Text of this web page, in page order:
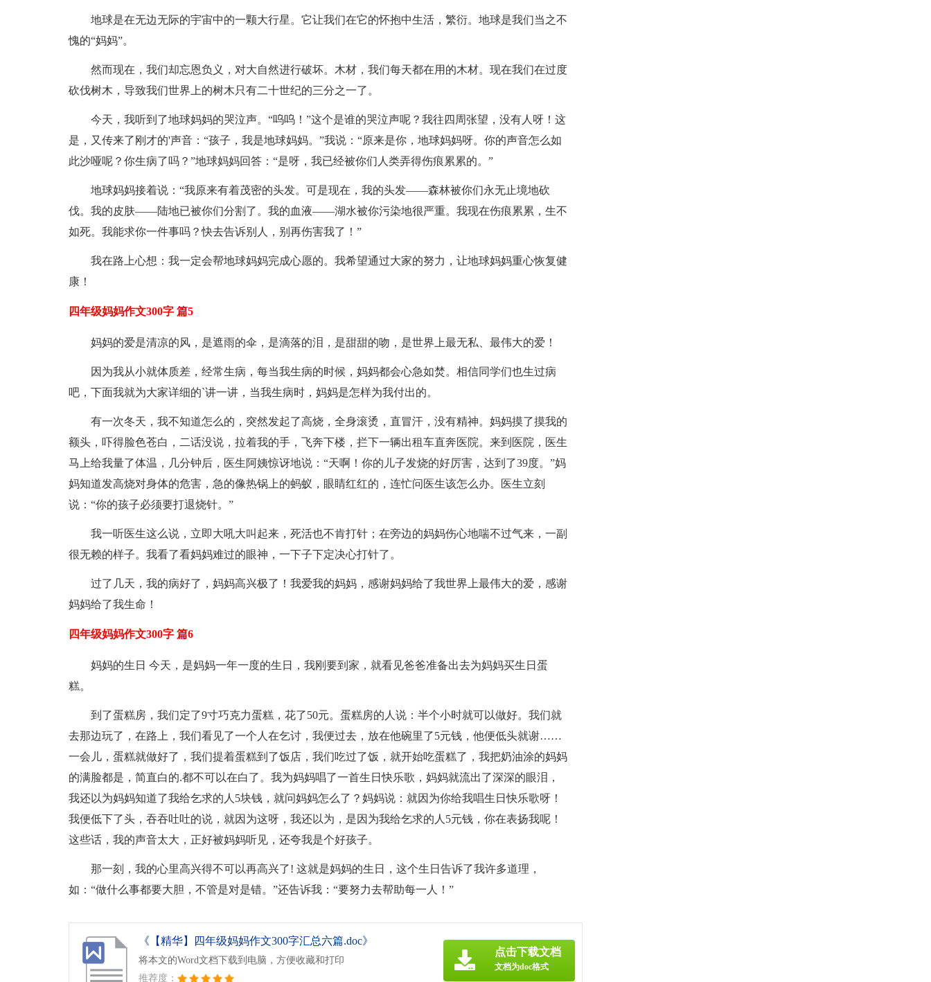
地球是在无边无际的宇宙中的一颗大行星。它让我们在它的怀抱中生活，繁衍。地球是我们当之不
愧的“妈妈”。
然而现在，我们却忘恩负义，对大自然进行破坏。木材，我们每天都在用的木材。现在我们在过度
砍伐树木，导致我们世界上的树木只有二十世纪的三分之一了。
今天，我听到了地球妈妈的哭泣声。“呜呜！”这个是谁的哭泣声呢？我往四周张望，没有人呀！这
是，又传来了刚才的'声音：“孩子，我是地球妈妈。”我说：“原来是你，地球妈妈呀。你的声音怎么如
此沙哑呢？你生病了吗？”地球妈妈回答：“是呀，我已经被你们人类弄得伤痕累累的。”
地球妈妈接着说：“我原来有着茂密的头发。可是现在，我的头发——森林被你们永无止境地砍
伐。我的皮肤——陆地已被你们分割了。我的血液——湖水被你污染地很严重。我现在伤痕累累，生不
如死。我能求你一件事吗？快去告诉别人，别再伤害我了！”
我在路上心想：我一定会帮地球妈妈完成心愿的。我希望通过大家的努力，让地球妈妈重心恢复健
康！
四年级妈妈作文300字 篇5
妈妈的爱是清凉的风，是遮雨的伞，是滴落的泪，是甜甜的吻，是世界上最无私、最伟大的爱！
因为我从小就体质差，经常生病，每当我生病的时候，妈妈都会心急如焚。相信同学们也生过病
吧，下面我就为大家详细的`讲一讲，当我生病时，妈妈是怎样为我付出的。
有一次冬天，我不知道怎么的，突然发起了高烧，全身滚烫，直冒汗，没有精神。妈妈摸了摸我的
额头，吓得脸色苍白，二话没说，拉着我的手，飞奔下楼，拦下一辆出租车直奔医院。来到医院，医生
马上给我量了体温，几分钟后，医生阿姨惊讶地说：“天啊！你的儿子发烧的好厉害，达到了39度。”妈
妈知道发高烧对身体的危害，急的像热锅上的蚂蚁，眼睛红红的，连忙问医生该怎么办。医生立刻
说：“你的孩子必须要打退烧针。”
我一听医生这么说，立即大吼大叫起来，死活也不肯打针；在旁边的妈妈伤心地喘不过气来，一副
很无赖的样子。我看了看妈妈难过的眼神，一下子下定决心打针了。
过了几天，我的病好了，妈妈高兴极了！我爱我的妈妈，感谢妈妈给了我世界上最伟大的爱，感谢
妈妈给了我生命！
四年级妈妈作文300字 篇6
妈妈的生日 今天，是妈妈一年一度的生日，我刚要到家，就看见爸爸准备出去为妈妈买生日蛋
糕。
到了蛋糕房，我们定了9寸巧克力蛋糕，花了50元。蛋糕房的人说：半个小时就可以做好。我们就
去那边玩了，在路上，我们看见了一个人在乞讨，我便过去，放在他碗里了5元钱，他便低头就谢……
一会儿，蛋糕就做好了，我们提着蛋糕到了饭店，我们吃过了饭，就开始吃蛋糕了，我把奶油涂的妈妈
的满脸都是，简直白的.都不可以在白了。我为妈妈唱了一首生日快乐歌，妈妈就流出了深深的眼泪，
我还以为妈妈知道了我给乞求的人5块钱，就问妈妈怎么了？妈妈说：就因为你给我唱生日快乐歌呀！
我便低下了头，吞吞吐吐的说，就因为这呀，我还以为，是因为我给乞求的人5元钱，你在表扬我呢！
这些话，我的声音太大，正好被妈妈听见，还夸我是个好孩子。
那一刻，我的心里高兴得不可以再高兴了! 这就是妈妈的生日，这个生日告诉了我许多道理，
如：“做什么事都要大胆，不管是对是错。”还告诉我：“要努力去帮助每一人！”
《【精华】四年级妈妈作文300字汇总六篇.doc》
将本文的Word文档下载到电脑，方便收藏和打印
推荐度：
点击下载文档
文档为doc格式